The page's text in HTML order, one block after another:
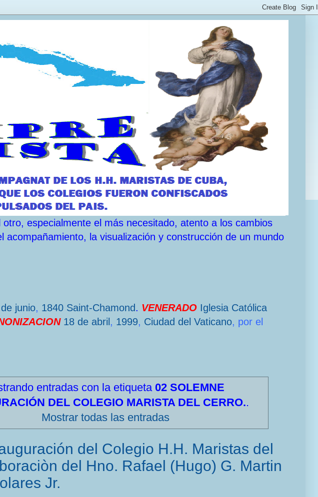
especialmente el más necesitado, atento a los cambios
la visualización y construcción de un mundo
junio, 1840 Saint-Chamond. VENERADO Iglesia Católica
18 de abril , 1999, Ciudad del Vaticano, por el
entradas con la etiqueta 02 SOLEMNE
DEL COLEGIO MARISTA DEL CERRO..
Mostrar todas las entradas
del Colegio H.H. Maristas del
del Hno. Rafael (Hugo) G. Martin
Jr.